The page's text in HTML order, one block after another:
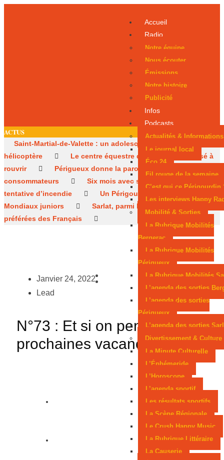
Accueil
Radio
Notre équipe
Nous écouter
Émissions
Notre histoire
Publicité
Infos
Podcasts
Actualités & Informations
Le journal local
Éco 24
Fil rouge de la semaine
C’est qui ce Périgourdin
Les interviews Happy
Mobilité & Sorties
La Rubrique Mobilités
Bergerac
La Rubrique Mobilités
Périgueux
La Rubrique Mobilités
L’agenda des sorties
L’agenda des sorties
Périgueux
L’agenda des sorties
Divertissement & Culture
La Minute Culturelle
L’Éphémeride
L’Horoscope
L’agenda sportif
Les résultats sportifs
La Scène Régionale
Le Crush Happy Music
La Rubrique Littéraire
La Causerie
ACTUS
Saint-Martial-de-Valette : un adolescent évacué par
hélicoptère
Le centre équestre de Trélissac autorisé à
rouvrir
Périgueux donne la parole aux
consommateurs
Six mois avec sursis après une
tentative d’incendie
Un Périgourdin en lice aux
Mondiaux juniors
Sarlat, parmi les cités médiévales
préférées des Français
Janvier 24, 2022
Lead
N°73 : Et si on pensait aux
prochaines vacances… ?